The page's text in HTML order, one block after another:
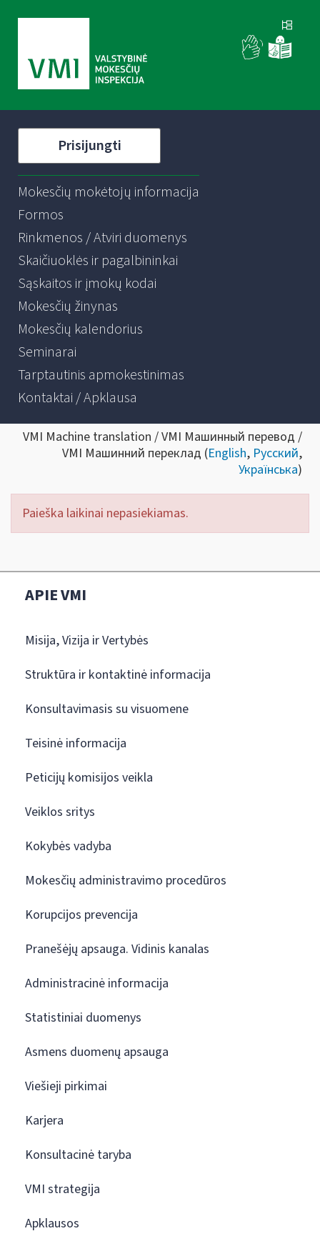
Prisijungti
Mokesčių mokėtojų informacija
Formos
Rinkmenos / Atviri duomenys
Skaičiuoklės ir pagalbininkai
Sąskaitos ir įmokų kodai
Mokesčių žinynas
Mokesčių kalendorius
Seminarai
Tarptautinis apmokestinimas
Kontaktai / Apklausa
VMI Machine translation / VMI Машинный перевод /
VMI Машинний переклад (English, Русский,
Українська)
Paieška laikinai nepasiekiamas.
APIE VMI
Misija, Vizija ir Vertybės
Struktūra ir kontaktinė informacija
Konsultavimasis su visuomene
Teisinė informacija
Peticijų komisijos veikla
Veiklos sritys
Kokybės vadyba
Mokesčių administravimo procedūros
Korupcijos prevencija
Pranešėjų apsauga. Vidinis kanalas
Administracinė informacija
Statistiniai duomenys
Asmens duomenų apsauga
Viešieji pirkimai
Karjera
Konsultacinė taryba
VMI strategija
Apklausos